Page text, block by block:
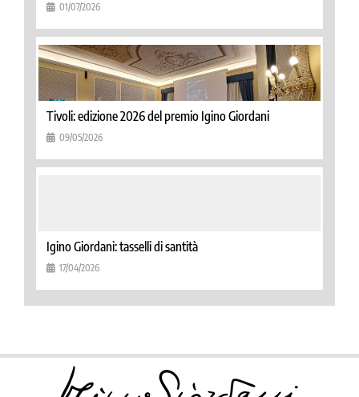
01/07/2026
Tivoli: edizione 2026 del premio Igino Giordani
09/05/2026
Igino Giordani: tasselli di santità
17/04/2026